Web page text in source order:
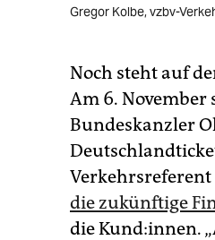
Gregor Kolbe, vzbv-
Noch steht auf
Am 6.
Bundeskanzler
Verkehrsreferent
die zukünftige
die Kun­d:in­nen.